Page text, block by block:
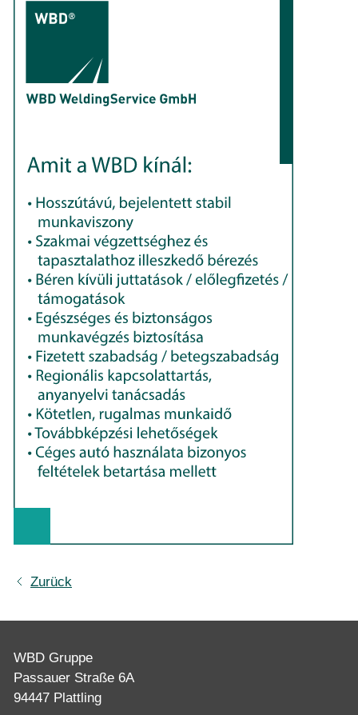
Zurück
WBD Gruppe
Passauer Straße 6A
94447 Plattling